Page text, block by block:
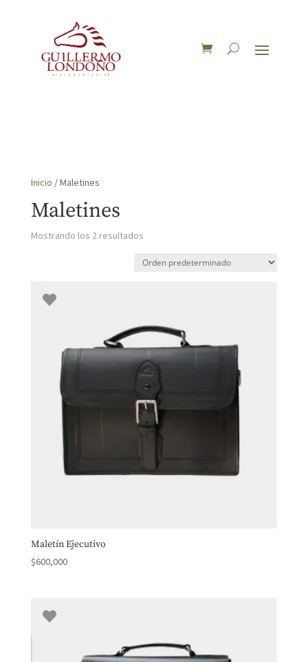
Inicio / Maletines
Maletines
Mostrando los 2 resultados
Maletín Ejecutivo
$600,000